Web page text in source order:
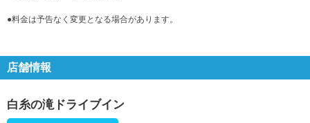
●料金は予告なく変更となる場合があります。
店舗情報
白糸の滝ドライブイン